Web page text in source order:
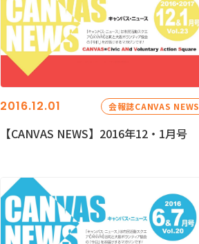
2016.12.01 会報誌CANVAS NEWS
【CANVAS NEWS】2016年12・1月号